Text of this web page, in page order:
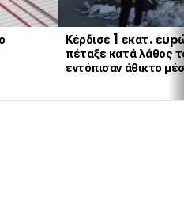
Κέρδισε 1 εκατ.
πέταξε κατά λάθος
εντόπισαν άθικτο